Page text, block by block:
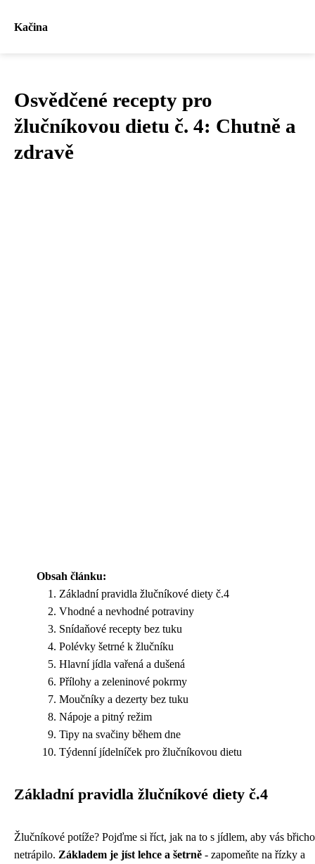
Kačina
Osvědčené recepty pro
žlučníkovou dietu č. 4: Chutně a
zdravě
Obsah článku:
Základní pravidla žlučníkové diety č.4
Vhodné a nevhodné potraviny
Snídaňové recepty bez tuku
Polévky šetrné k žlučníku
Hlavní jídla vařená a dušená
Přílohy a zeleninové pokrmy
Moučníky a dezerty bez tuku
Nápoje a pitný režim
Tipy na svačiny během dne
Týdenní jídelníček pro žlučníkovou dietu
Základní pravidla žlučníkové diety č.4
Žlučníkové potíže? Pojďme si říct, jak na to s jídlem, aby vás břicho
netrápilo. Základem je jíst lehce a šetrně - zapomeňte na řízky a